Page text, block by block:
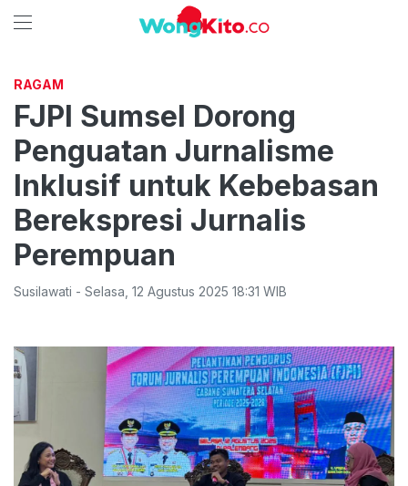
RAGAM
FJPI Sumsel Dorong
Penguatan Jurnalisme
Inklusif untuk Kebebasan
Berekspresi Jurnalis
Perempuan
Susilawati - Selasa 12 Agustus 2025 18:31 WIB